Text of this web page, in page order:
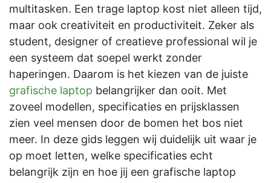
multitasken. Een trage laptop kost niet alleen tijd,
maar ook creativiteit en productiviteit. Zeker als
student, designer of creatieve professional wil je
een systeem dat soepel werkt zonder
haperingen. Daarom is het kiezen van de juiste
grafische laptop belangrijker dan ooit. Met
zoveel modellen, specificaties en prijsklassen
zien veel mensen door de bomen het bos niet
meer. In deze gids leggen wij duidelijk uit waar je
op moet letten, welke specificaties echt
belangrijk zijn en hoe jij een grafische laptop